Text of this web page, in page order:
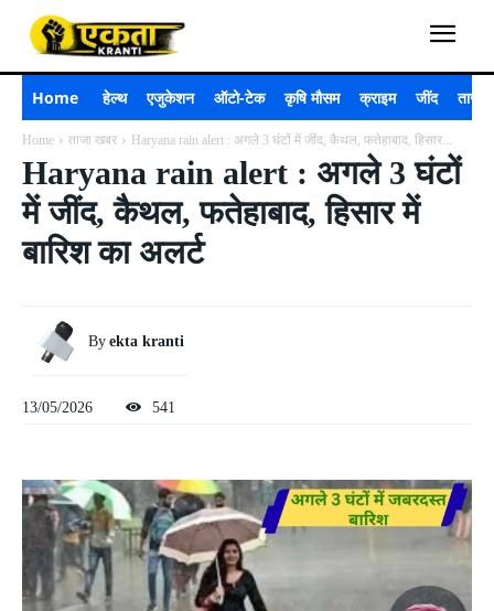
Home हेल्थ एजुकेशन ऑटो-टेक कृषि मौसम क्राइम जींद ताजा
Home ताजा खबर Haryana rain alert : अगले 3 घंटों में जींद, कैथल, फतेहाबाद, हिसार...
Haryana rain alert : अगले 3 घंटों
में जींद, कैथल, फतेहाबाद, हिसार में
बारिश का अलर्ट
By ekta kranti
13/05/2026 541